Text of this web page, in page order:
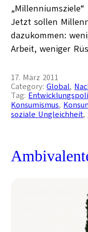
Jetzt sollen
dazukommen:
Arbeit, weniger
17. März 2011
Category:Global,
Tag:
Konsumismus,
soziale Ungleichheit,